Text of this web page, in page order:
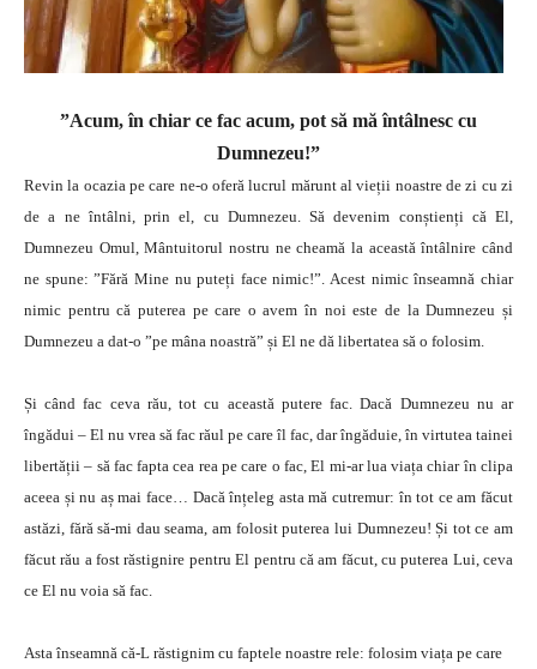
”Acum, în chiar ce fac acum, pot să mă întâlnesc cu
Dumnezeu!”
Revin la ocazia pe care ne-o oferă lucrul mărunt al vieții noastre de zi cu zi
de a ne întâlni, prin el, cu Dumnezeu. Să devenim conștienți că El,
Dumnezeu Omul, Mântuitorul nostru ne cheamă la această întâlnire când
ne spune: ”Fără Mine nu puteți face nimic!”. Acest nimic înseamnă chiar
nimic pentru că puterea pe care o avem în noi este de la Dumnezeu și
Dumnezeu a dat-o ”pe mâna noastră” și El ne dă libertatea să o folosim.
Și când fac ceva rău, tot cu această putere fac. Dacă Dumnezeu nu ar
îngădui – El nu vrea să fac răul pe care îl fac, dar îngăduie, în virtutea tainei
libertății – să fac fapta cea rea pe care o fac, El mi-ar lua viața chiar în clipa
aceea și nu aș mai face… Dacă înțeleg asta mă cutremur: în tot ce am făcut
astăzi, fără să-mi dau seama, am folosit puterea lui Dumnezeu! Și tot ce am
făcut rău a fost răstignire pentru El pentru că am făcut, cu puterea Lui, ceva
ce El nu voia să fac.
Asta înseamnă că-L răstignim cu faptele noastre rele: folosim viața pe care